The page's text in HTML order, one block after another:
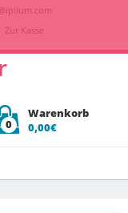
Zur Kasse
0
Warenkorb
0,00€